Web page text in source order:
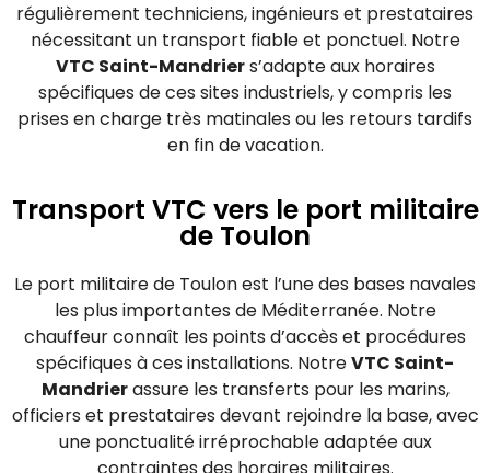
régulièrement techniciens, ingénieurs et prestataires
nécessitant un transport fiable et ponctuel. Notre
VTC Saint-Mandriers’adapte aux horaires
spécifiques de ces sites industriels, y compris les
prises en charge très matinales ou les retours tardifs
en fin de vacation.
Transport VTC vers le port militaire
de Toulon
Le port militaire de Toulon est l’une des bases navales
les plus importantes de Méditerranée. Notre
chauffeur connaît les points d’accès et procédures
spécifiques à ces installations. NotreVTC Saint-
Mandrierassure les transferts pour les marins,
officiers et prestataires devant rejoindre la base, avec
une ponctualité irréprochable adaptée aux
contraintes des horaires militaires.